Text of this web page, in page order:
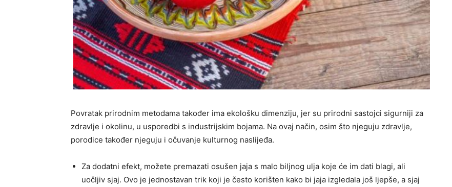
Povratak prirodnim metodama također ima ekološku dimenziju, jer su prirodni sastojci sigurniji za
zdravlje i okolinu, u usporedbi s industrijskim bojama. Na ovaj način, osim što njeguju zdravlje,
porodice također njeguju i očuvanje kulturnog naslijeđa.
Za dodatni efekt, možete premazati osušen jaja s malo biljnog ulja koje će im dati blagi, ali
uočljiv sjaj. Ovo je jednostavan trik koji je često korišten kako bi jaja izgledala još ljepše, a sjaj